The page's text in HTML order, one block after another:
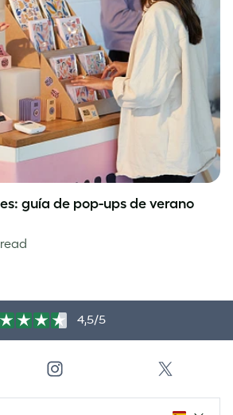
guía de pop-ups de verano
4,5/5